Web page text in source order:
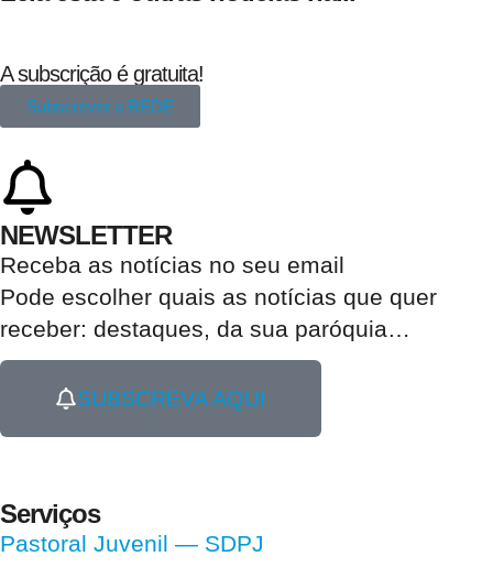
A subscrição é gratuita!
Subscrever a REDE
NEWSLETTER
Receba as notícias no seu email​
Pode escolher quais as notícias que quer
receber: destaques, da sua paróquia
SUBSCREVA AQUI
Serviços
Pastoral Juvenil — SDPJ